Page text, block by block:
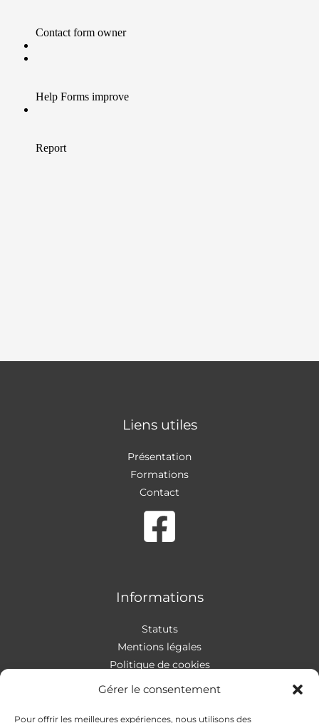
Gérer le consentement
Pour offrir les meilleures expériences, nous utilisons des
Liens utiles
Présentation
Formations
Contact
Informations
Statuts
Mentions légales
Politique de cookies